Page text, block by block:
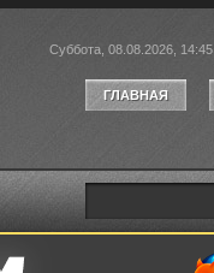
Суббота, 08.08.2026, 14:45
ГЛАВНАЯ